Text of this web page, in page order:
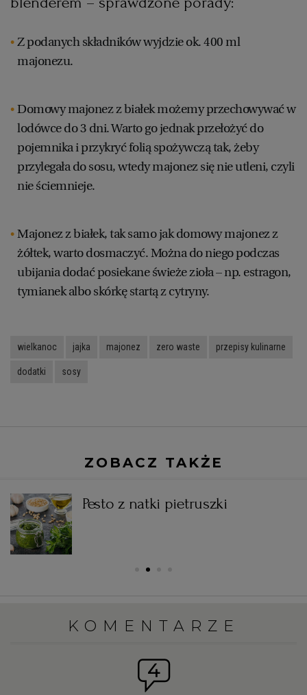
Z podanych składników wyjdzie ok. 400 ml
majonezu.
Domowy majonez z białek możemy przechowywać w
lodówce do 3 dni. Warto go jednak przełożyć do
pojemnika i przykryć folią spożywczą tak, żeby
przylegała do sosu, wtedy majonez się nie utleni, czyli
nie ściemnieje.
Majonez z białek, tak samo jak domowy majonez z
żółtek, warto dosmaczyć. Można do niego podczas
ubijania dodać posiekane świeże zioła – np. estragon,
tymianek albo skórkę startą z cytryny.
wielkanoc jajka majonez zero waste przepisy kulinarne
dodatki sosy
ZOBACZ TAKŻE
Pesto z natki pietruszki
KOMENTARZE
4